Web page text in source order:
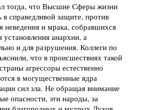
тогда, что Высшие Сферы жизни
в справедливой защите, против
неведения и мрака, собравшихся
установления анархии, а
и для разрушения. Коллеги по
что в происшествиях такой
агрессоры естественно
в могущественные ядра
сил зла. Не обращая внимание
опасности, эти народы, за